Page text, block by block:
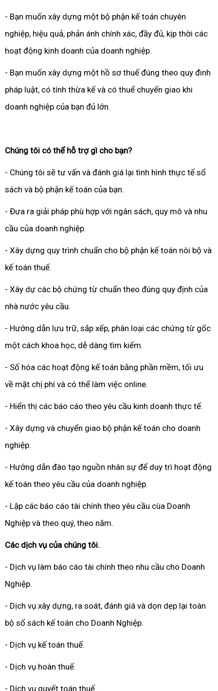
- Bạn muốn xây dựng một bộ phận kế toán chuyên
nghiệp, hiệu quả, phản ánh chính xác, đầy đủ, kịp thời các
hoạt động kinh doanh của doanh nghiệp.
- Bạn muốn xây dựng một hồ sơ thuế đúng theo quy đinh
pháp luật, có tính thừa kế và có thuể chuyển giao khi
doanh nghiệp của bạn đủ lớn.
Chúng tôi có thể hỗ trợ gì cho bạn?
- Chúng tôi sẽ tư vấn và đánh giá lại tình hình thực tế sổ
sách và bộ phận kế toán của bạn.
- Đưa ra giải pháp phù hợp với ngân sách, quy mô và nhu
cầu của doanh nghiệp.
- Xây dựng quy trình chuẩn cho bộ phận kế toán nôi bộ và
kế toán thuế.
- Xây dự các bộ chứng từ chuẩn theo đúng quy định của
nhà nước yêu cầu.
- Hướng dẫn lưu trữ, sắp xếp, phân loại các chứng từ gốc
một cách khoa học, dễ dàng tìm kiếm.
- Số hóa các hoạt động kế toán bằng phần mềm, tối ưu
về mặt chị phí và có thể làm việc online.
- Hiển thị các báo cáo theo yêu cầu kinh doanh thực tế.
- Xây dựng và chuyển giao bộ phận kế toán cho doanh
nghiệp.
- Hướng dẫn đào tạo nguồn nhân sự để duy trì hoạt động
kế toán theo yêu cầu của doanh nghiệp.
- Lập các báo cáo tài chính theo yêu cầu cùa Doanh
Nghiệp và theo quý, theo năm.
Các dịch vụ của chúng tôi.
- Dịch vụ làm báo cáo tài chính theo nhu cầu cho Doanh
Nghiệp.
- Dịch vụ xây dựng, ra soát, đánh giá và dọn dẹp lại toàn
bộ sổ sách kế toán cho Doanh Nghiệp.
- Dịch vụ kế toán thuế.
- Dịch vụ hoàn thuế.
- Dịch vụ quyết toán thuế.